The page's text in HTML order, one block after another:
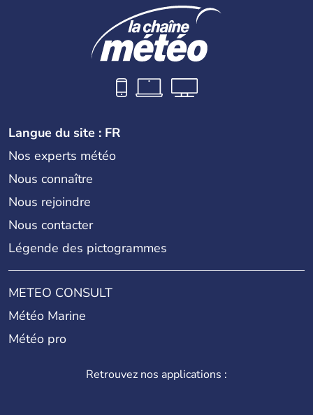
nom récent de l'ancienne Saïgon.
Langue du site : FR
Nos experts météo
Nous connaître
Nous rejoindre
Nous contacter
Légende des pictogrammes
METEO CONSULT
Météo Marine
Météo pro
Retrouvez nos applications :